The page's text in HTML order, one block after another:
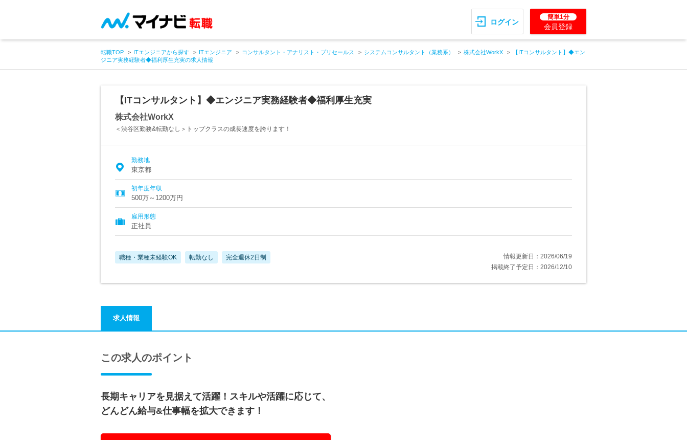
ログイン
簡単1分
会員登録
転職TOP ITエンジニアから探す ITエンジニア コンサルタント・アナリスト・プリセールス システムコンサルタント（業務系） 株式会社WorkX
【ITコンサルタント】◆エン
ジニア実務経験者◆福利厚生充実の求人情報
【ITコンサルタント】◆エンジニア実務経験者◆福利厚生充実
株式会社WorkX
＜渋谷区勤務&転勤なし＞トップクラスの成長速度を誇ります！
勤務地
東京都
初年度年収
500万～1200万円
雇用形態
正社員
職種・業種未経験OK 転勤なし 完全週休2日制
情報更新日：2026/06/19
掲載終了予定日：2026/12/10
求人情報
この求人のポイント
長期キャリアを見据えて活躍！スキルや活躍に応じて、
どんどん給与&仕事幅を拡大できます！